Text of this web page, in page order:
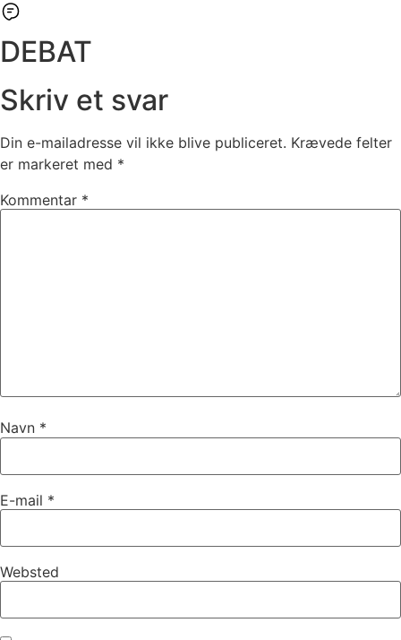
DEBAT
Skriv et svar
Din e-mailadresse vil ikke blive publiceret. Krævede felter
er markeret med *
Kommentar *
Navn *
E-mail *
Websted